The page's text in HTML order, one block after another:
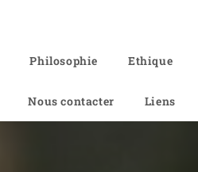
Philosophie Ethique
Nous contacter Liens